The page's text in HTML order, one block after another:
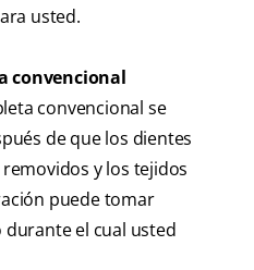
usted.
convencional
convencional se
de que los dientes
y los tejidos
puede tomar
el cual usted